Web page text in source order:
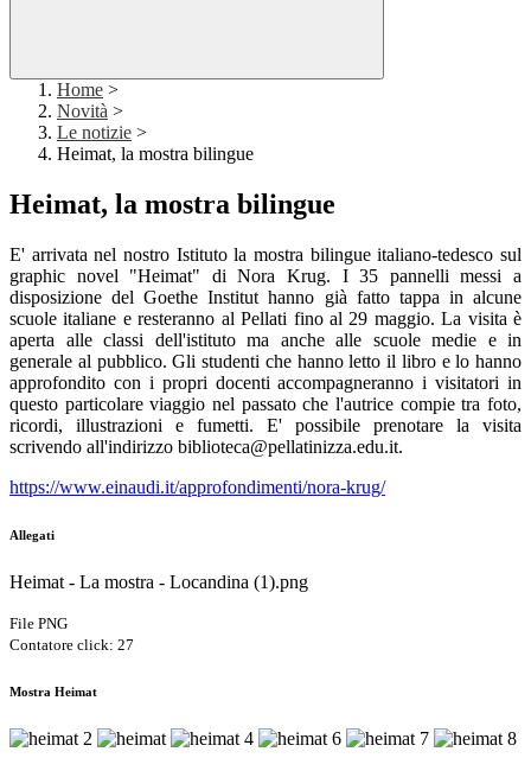
Home >
Novità >
Le notizie >
Heimat, la mostra bilingue
Heimat, la mostra bilingue
E' arrivata nel nostro Istituto la mostra bilingue italiano-tedesco sul
graphic novel "Heimat" di Nora Krug. I 35 pannelli messi a
disposizione del Goethe Institut hanno già fatto tappa in alcune
scuole italiane e resteranno al Pellati fino al 29 maggio. La visita è
aperta alle classi dell'istituto ma anche alle scuole medie e in
generale al pubblico. Gli studenti che hanno letto il libro e lo hanno
approfondito con i propri docenti accompagneranno i visitatori in
questo particolare viaggio nel passato che l'autrice compie tra foto,
ricordi, illustrazioni e fumetti. E' possibile prenotare la visita
scrivendo all'indirizzo biblioteca@pellatinizza.edu.it.
https://www.einaudi.it/approfondimenti/nora-krug/
Allegati
Heimat - La mostra - Locandina (1).png
File PNG
Contatore click: 27
Mostra Heimat